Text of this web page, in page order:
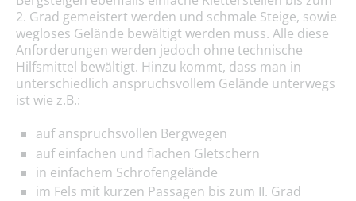
2. Grad gemeistert werden und schmale Steige, sowie
wegloses Gelände bewältigt werden muss. Alle diese
Anforderungen werden jedoch ohne technische
Hilfsmittel bewältigt. Hinzu kommt, dass man in
unterschiedlich anspruchsvollem Gelände unterwegs
ist wie z.B.:
auf anspruchsvollen Bergwegen
auf einfachen und flachen Gletschern
in einfachem Schrofengelände
im Fels mit kurzen Passagen bis zum II. Grad